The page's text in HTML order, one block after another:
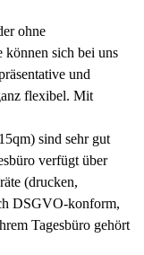
ohne
können sich bei uns
und
flexibel. Mit
sind sehr gut
verfügt über
(drucken,
DSGVO-konform,
Tagesbüro gehört